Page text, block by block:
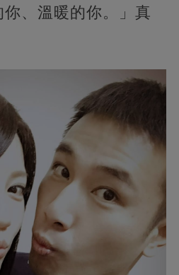
、溫暖的你。」真